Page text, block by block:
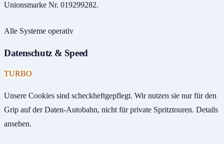
Unionsmarke Nr. 019299282.
Alle Systeme operativ
Datenschutz & Speed
TURBO
Unsere Cookies sind scheckheftgepflegt. Wir nutzen sie nur für den
Grip auf der Daten-Autobahn, nicht für private Spritztouren. Details
ansehen.